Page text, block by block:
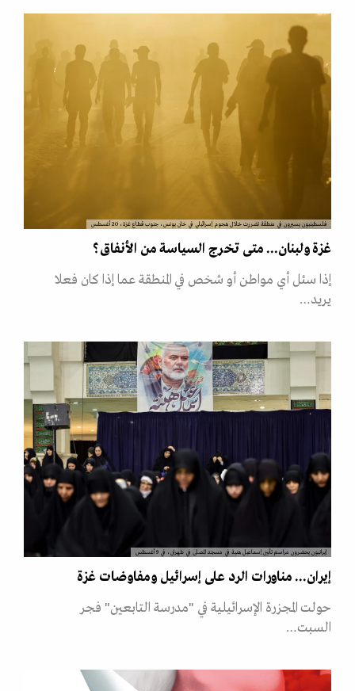
فلسطينيون يسيرون في منطقة تضررت خلال هجوم إسرائيلي في خان يونس، جنوب قطاع غزة، 20 أغسطس
غزة ولبنان... متى تخرج السياسة من الأنفاق؟
إذا سئل أي مواطن أو شخص في المنطقة عما إذا كان فعلا
يريد…
إيرانيون يحضرون مراسم تأبين إسماعيل هنية في مسجد المصلى في طهران، في 9 أغسطس
إيران... مناورات الرد على إسرائيل ومفاوضات غزة
حولت المجزرة الإسرائيلية في "مدرسة التابعين" فجر
السبت…